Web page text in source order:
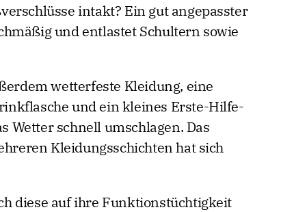
intakt? Ein gut angepasster
und entlastet Schultern sowie
wetterfeste Kleidung, eine
und ein kleines Erste-Hilfe-
Wetter schnell umschlagen. Das
Kleidungsschichten hat sich
diese auf ihre Funktionstüchtigkeit